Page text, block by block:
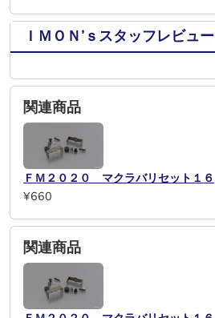
ＩＭＯＮ’ｓスタッフレビュー
関連商品
ＦＭ２０２０ マクラバリセット１６
¥660
関連商品